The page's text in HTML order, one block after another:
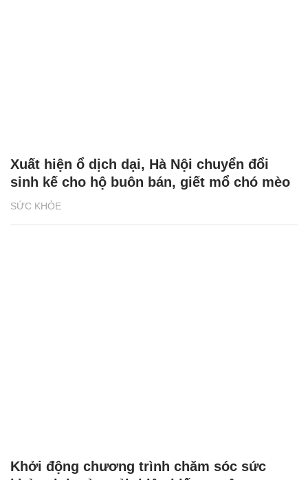
SỨC KHỎE
Xuất hiện ổ dịch dại, Hà Nội chuyển đổi
sinh kế cho hộ buôn bán, giết mổ chó mèo
Khởi động chương trình chăm sóc sức